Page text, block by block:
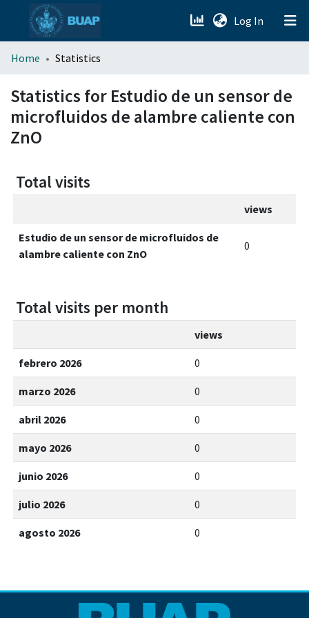
Log In (current)
menu.section.about_menu
All of DSpace
Home Statistics
Statistics for Estudio de un sensor de
microfluidos de alambre caliente con
ZnO
Total visits
views
Estudio de un sensor de microfluidos de
alambre caliente con ZnO
0
Total visits per month
views
febrero 2026 0
marzo 2026 0
abril 2026 0
mayo 2026 0
junio 2026 0
julio 2026 0
agosto 2026 0